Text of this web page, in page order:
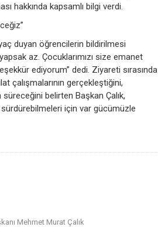
hakkında kapsamlı bilgi verdi.
duyan öğrencilerin bildirilmesi
az. Çocuklarımızı size emanet
ediyorum” dedi. Ziyareti sırasında
çalışmalarının gerçekleştiğini,
belirten Başkan Çalık,
sürdürebilmeleri için var gücümüzle
Mehmet Murat Çalık